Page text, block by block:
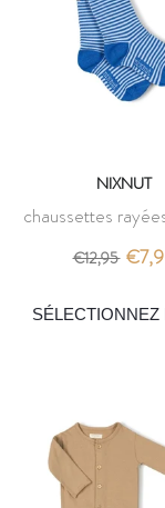
NIXNUT
chaussettes
nixnut
€12,95